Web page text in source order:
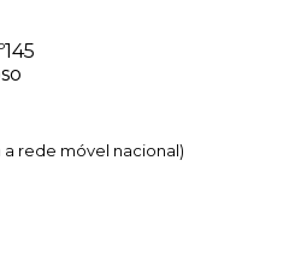
a rede móvel nacional)